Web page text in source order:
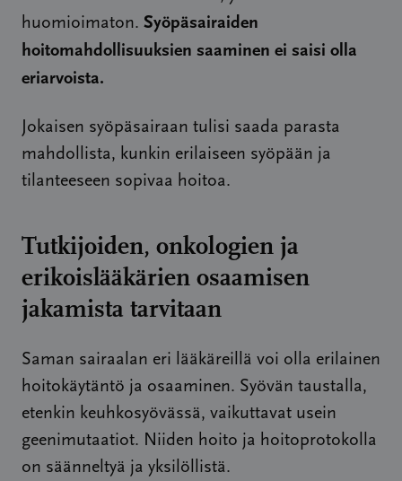
huomioimaton. Syöpäsairaiden
hoitomahdollisuuksien saaminen ei saisi olla
eriarvoista.
Jokaisen syöpäsairaan tulisi saada parasta
mahdollista, kunkin erilaiseen syöpään ja
tilanteeseen sopivaa hoitoa.
Tutkijoiden, onkologien ja
erikoislääkärien osaamisen
jakamista tarvitaan
Saman sairaalan eri lääkäreillä voi olla erilainen
hoitokäytäntö ja osaaminen. Syövän taustalla,
etenkin keuhkosyövässä, vaikuttavat usein
geenimutaatiot. Niiden hoito ja hoitoprotokolla
on säänneltyä ja yksilöllistä.